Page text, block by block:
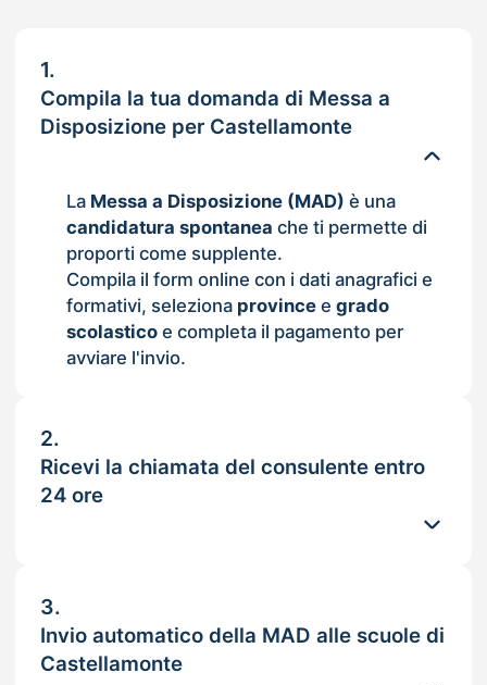
1.
Compila la tua domanda di Messa a
Disposizione per Castellamonte
La Messa a Disposizione (MAD) è una
candidatura spontanea che ti permette di
proporti come supplente.
Compila il form online con i dati anagrafici e
formativi, seleziona provincee grado
scolasticoe completa il pagamento per
avviare l'invio.
2.
Ricevi la chiamata del consulente entro
24 ore
3.
Invio automatico della MAD alle scuole di
Castellamonte